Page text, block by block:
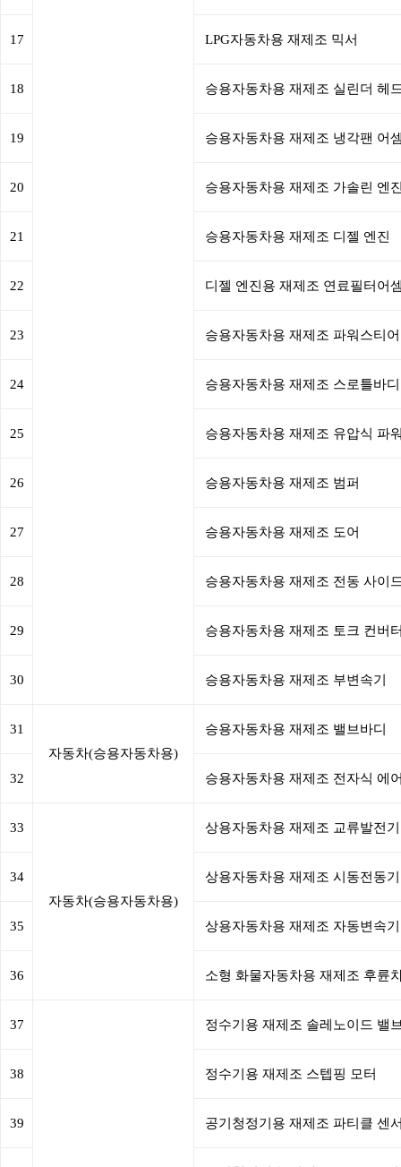
17 LPG자동차용 재제조 믹서
18 승용자동차용 재제조 실린더 헤
19 승용자동차용 재제조 냉각팬 어
20 승용자동차용 재제조 가솔린 엔
21 승용자동차용 재제조 디젤 엔진
22 디젤 엔진용 재제조 연료필터어
23 승용자동차용 재제조 파워스티
24 승용자동차용 재제조 스로틀바디
25 승용자동차용 재제조 유압식 파
26 승용자동차용 재제조 범퍼
27 승용자동차용 재제조 도어
28 승용자동차용 재제조 전동 사이
29 승용자동차용 재제조 토크 컨버
30 승용자동차용 재제조 부변속기
31
자동차(승용자동차용)
승용자동차용 재제조 밸브바디
32 승용자동차용 재제조 전자식 에
33
자동차(승용자동차용)
상용자동차용 재제조 교류발전기
34 상용자동차용 재제조 시동전동기
35 상용자동차용 재제조 자동변속기
36 소형 화물자동차용 재제조 후륜
37 정수기용 재제조 솔레노이드 밸
38 정수기용 재제조 스텝핑 모터
39 공기청정기용 재제조 파티클 센